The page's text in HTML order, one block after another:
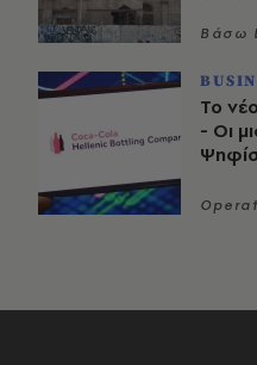
Βάσω
Το
- Οι